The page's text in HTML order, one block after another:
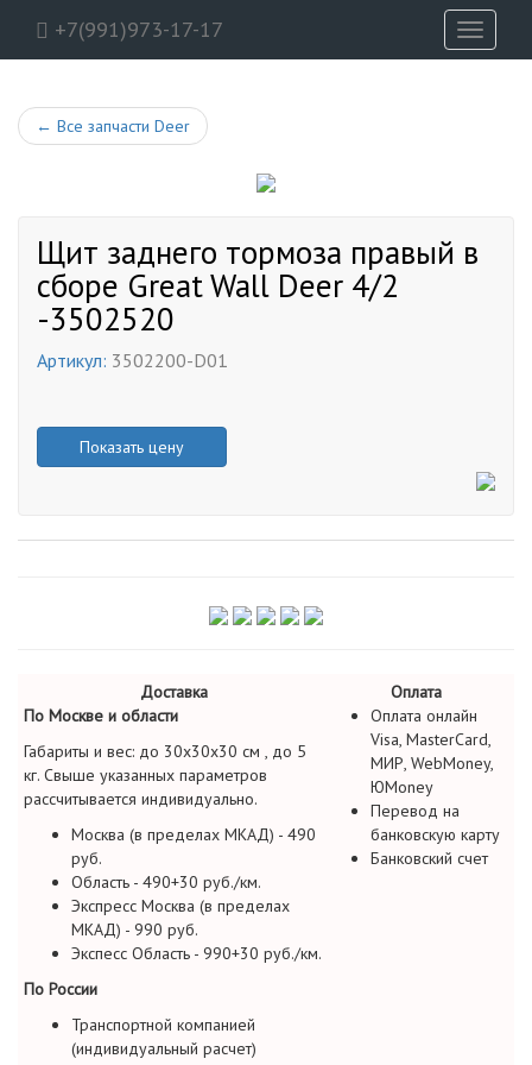
+7(991)973-17-17
Toggle
← Все запчасти Deer
Щит заднего тормоза правый в
сборе Great Wall Deer 4/2
-3502520
Артикул: 3502200-D01
Показать цену
Доставка
Оплата
По Москве и области
Габариты и вес: до 30х30х30 см , до 5
кг. Свыше указанных параметров
рассчитывается индивидуально.
Москва (в пределах МКАД) - 490
руб.
Область - 490+30 руб./км.
Экспресс Москва (в пределах
МКАД) - 990 руб.
Экспесс Область - 990+30 руб./км.
По России
Транспортной компанией
(индивидуальный расчет)
Оплата онлайн
Visa, MasterCard,
МИР, WebMoney,
ЮMoney
Перевод на
банковскую карту
Банковский счет